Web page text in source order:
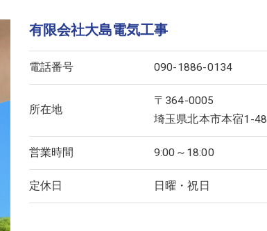
有限会社大島電気工事
電話番号 090-1886-0134
所在地
〒364-0005
埼玉県北本市本宿1-48
営業時間 9:00～18:00
定休日 日曜・祝日